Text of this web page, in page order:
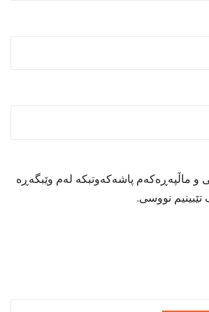
و ماڵپەڕەکەم پاشەکەوتبکە لەم وێبگەڕە
تێبینیم نووسی.